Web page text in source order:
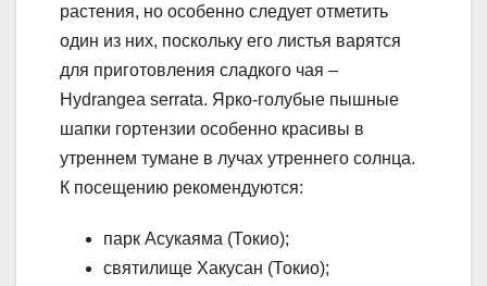
растения, но особенно следует отметить
один из них, поскольку его листья варятся
для приготовления сладкого чая –
Hydrangea serrata. Ярко-голубые пышные
шапки гортензии особенно красивы в
утреннем тумане в лучах утреннего солнца.
К посещению рекомендуются:
парк Асукаяма (Токио);
святилище Хакусан (Токио);